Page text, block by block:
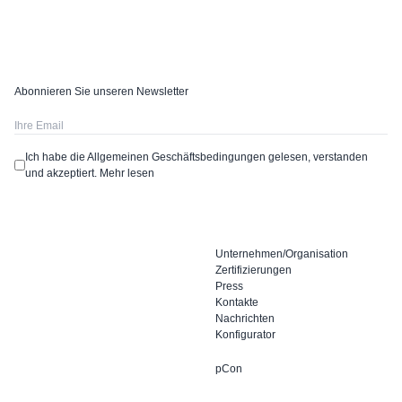
Unternehmen/Organisation
Zertifizierungen
Press
Kontakte
Nachrichten
Konfigurator
pCon
Abonnieren Sie unseren Newsletter
Ich habe die Allgemeinen Geschäftsbedingungen gelesen, verstanden
und akzeptiert. Mehr lesen